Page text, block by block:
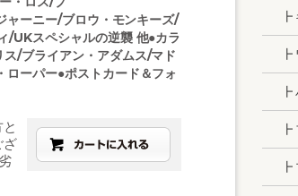
ーニー/ブロウ・モンキーズ/
/UKスペシャルの逆襲 他●カラ
/ブライアン・アダムス/マド
ーパー●ポストカード＆フォ
ざ
┣
┣
┣
┣
┣